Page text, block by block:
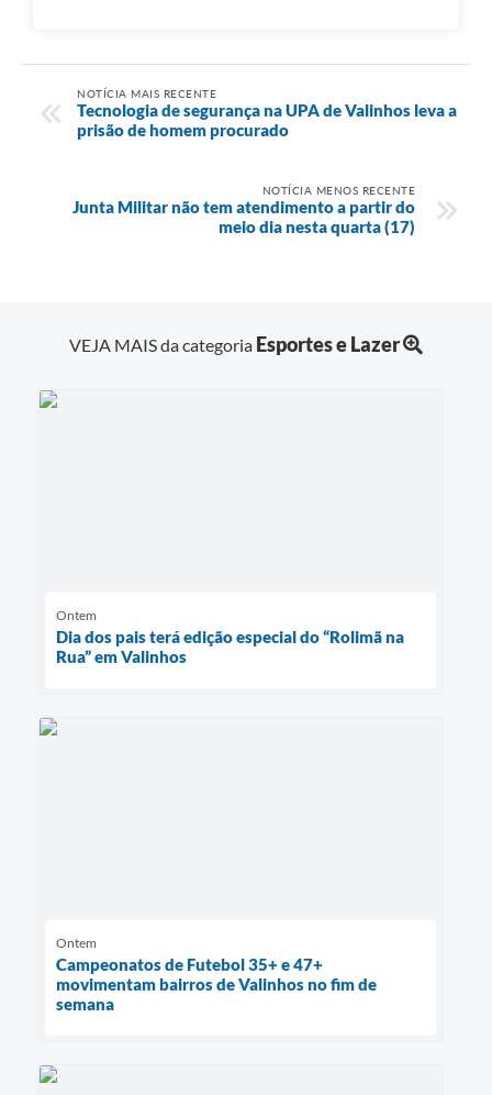
NOTÍCIA MAIS RECENTE
Tecnologia de segurança na UPA de Valinhos leva a
prisão de homem procurado
NOTÍCIA MENOS RECENTE
Junta Militar não tem atendimento a partir do
meio dia nesta quarta (17)
VEJA MAIS da categoria Esportes e Lazer
Ontem
Dia dos pais terá edição especial do “Rolimã na
Rua” em Valinhos
Ontem
Campeonatos de Futebol 35+ e 47+
movimentam bairros de Valinhos no fim de
semana